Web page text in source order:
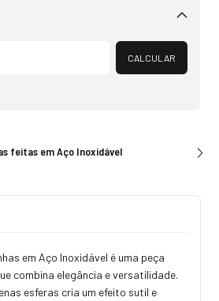
Alterar CEP
CALCULAR
feitas em Aço Inoxidável
em Aço Inoxidável é uma peça
combina elegância e versatilidade.
esferas cria um efeito sutil e